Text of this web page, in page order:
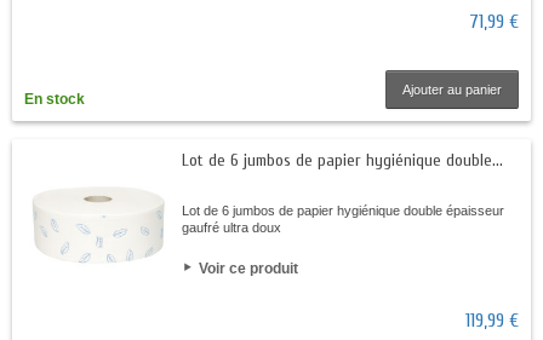
71,99 €
En stock
Ajouter au panier
Lot de 6 jumbos de papier hygiénique double...
Lot de 6 jumbos de papier hygiénique double épaisseur
gaufré ultra doux
Voir ce produit
119,99 €